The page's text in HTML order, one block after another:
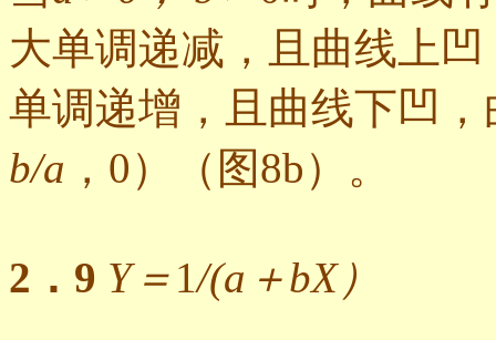
大单调递减，且曲线上凹
单调递增，且曲线下凹
b/a ，0）（图8b）。
2．9 Y＝1/(a＋bX）